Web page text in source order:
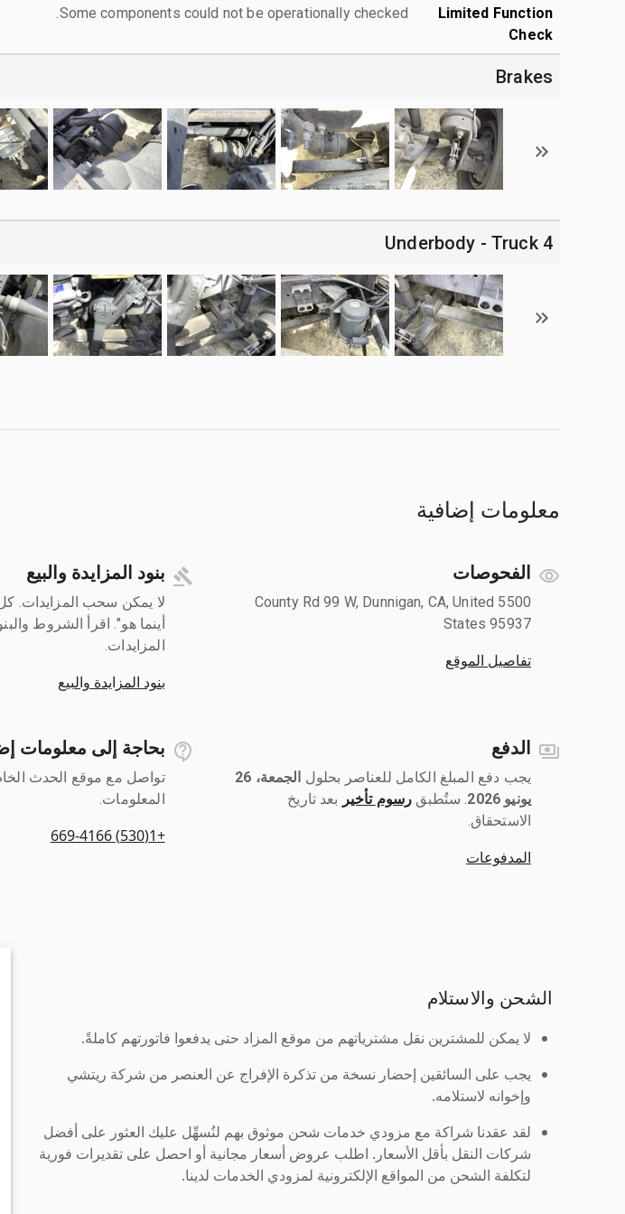
Limited Function
Check
Some components could not be operationally checked.
Brakes
4 Underbody - Truck
معلومات إضافية
الفحوصات
5500 County Rd 99 W, Dunnigan, CA, United
States 95937
تفاصيل الموقع
بنود المزايدة والبيع
لا يمكن سحب المزايدات.
أينما هو". اقرأ الشروط
المزايدات.
بنود المزايدة والبيع
الدفع
يجب دفع المبلغ الكامل للعناصر بحلول ‎
الجمعة، 26
يونيو 2026
رسوم تأخير بعد تاريخ
الاستحقاق.
المدفوعات
بحاجة إلى معلومات
تواصل مع موقع الحدث
المعلومات.
+1(530) 669-4166
الشحن والاستلام
لا يمكن للمشترين نقل مشترياتهم من موقع المزاد حتى يدفعوا فاتورتهم كاملةً.
يجب على السائقين إحضار نسخة من تذكرة الإفراج عن العنصر من شركة ريتشي
وإخوانه لاستلامه.
لقد عقدنا شراكة مع مزودي خدمات شحن موثوق بهم لنُسهِّل عليك العثور على أفضل
شركات النقل بأقل الأسعار. اطلب عروض أسعار مجانية أو احصل على تقديرات فورية
لتكلفة الشحن من المواقع الإلكترونية لمزودي الخدمات لدينا.